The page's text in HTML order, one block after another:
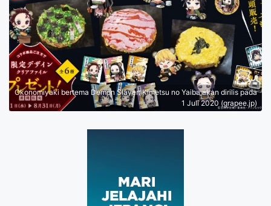
Okonomiyaki bertema Demon Slayer: Kimetsu no Yaiba akan dirilis pada
1 Juli 2020 (grapee.jp)